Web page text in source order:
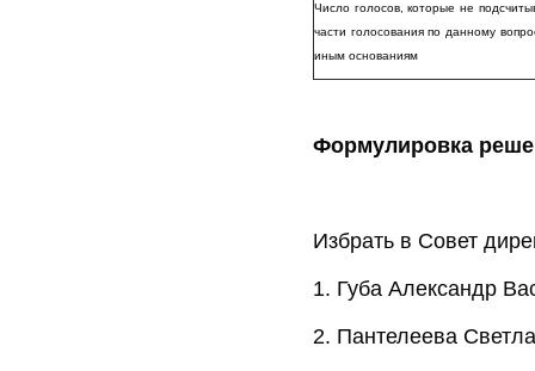
Число голосов, которые не
части голосования по данному
иным основаниям
Формулировка
Избрать в Совет
1. Губа Александр
2. Пантелеева